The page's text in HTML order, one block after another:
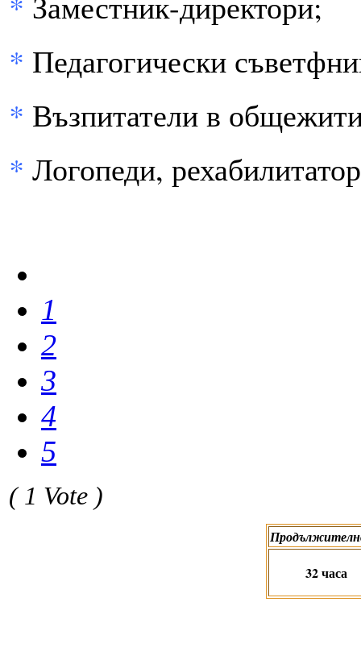
* Педагогически
* Възпитатели в
* Логопеди,
1
2
3
4
5
( 1 Vote )
32 часа